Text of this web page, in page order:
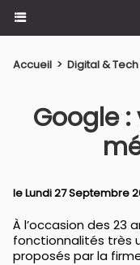
Accueil > Digital & Tech
Google
le Lundi 27 Septembre
À l’occasion des 23
fonctionnalités très
proposés par la